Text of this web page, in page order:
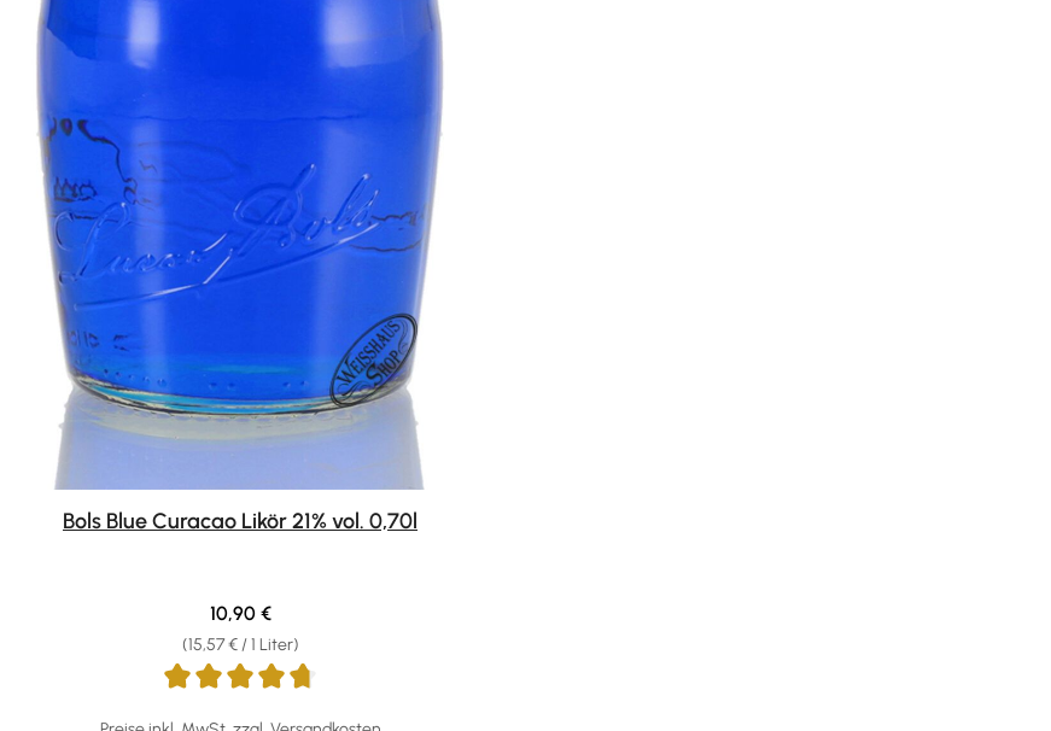
Bols Blue Curacao Likör 21% vol. 0,70l
(15,57 € / 1 Liter)
Regulärer Preis:
10,90 €